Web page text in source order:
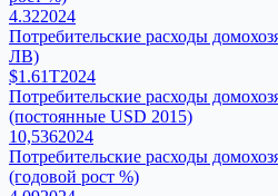
4.322024
Потребительские расходы
ЛВ)
$1.61T2024
Потребительские расходы
(постоянные USD 2015)
10,5362024
Потребительские расходы
(годовой рост %)